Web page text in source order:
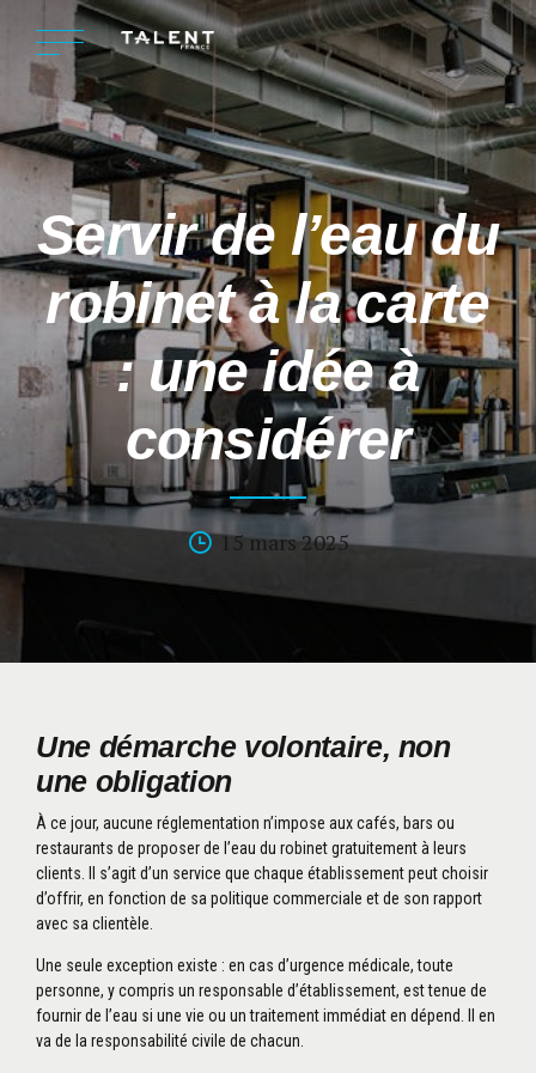
Servir de l’eau du
robinet à la carte
: une idée à
considérer
15 mars 2025
Une démarche volontaire, non
une obligation
À ce jour, aucune réglementation n’impose aux cafés, bars ou
restaurants de proposer de l’eau du robinet gratuitement à leurs
clients. Il s’agit d’un service que chaque établissement peut choisir
d’offrir, en fonction de sa politique commerciale et de son rapport
avec sa clientèle.
Une seule exception existe : en cas d’urgence médicale, toute
personne, y compris un responsable d’établissement, est tenue de
fournir de l’eau si une vie ou un traitement immédiat en dépend. Il en
va de la responsabilité civile de chacun.